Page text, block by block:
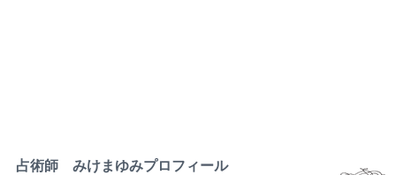
占術師 みけまゆみプロフィール